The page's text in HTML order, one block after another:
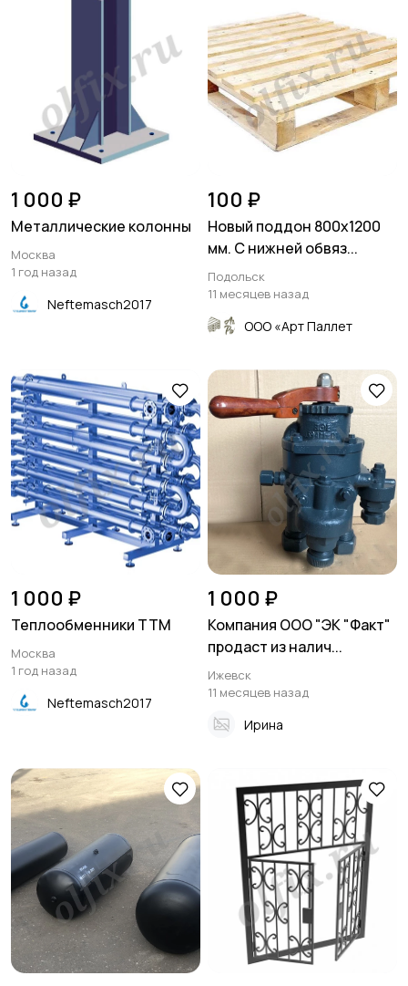
1 000 ₽
Металлические колонны
Москва
1 год назад
Neftemasch2017
100 ₽
Новый поддон 800х1200
мм. С нижней обвяз...
Подольск
11 месяцев назад
ООО «Арт Паллет
1 000 ₽
Теплообменники ТТM
Москва
1 год назад
Neftemasch2017
1 000 ₽
Компания ООО "ЭК "Факт"
продаст из налич...
Ижевск
11 месяцев назад
Ирина